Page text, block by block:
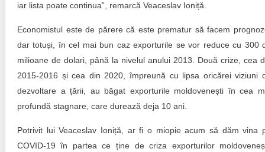
iar lista poate continua”, remarcă Veaceslav Ioniță.
Economistul este de părere că este prematur să facem
dar totuși, în cel mai bun caz exporturile se vor reduce cu 300
milioane de dolari, până la nivelul anului 2013. Două crize, cea
2015-2016 și cea din 2020, împreună cu lipsa oricărei viziuni
dezvoltare a țării, au băgat exporturile moldovenești în cea
profundă stagnare, care durează deja 10 ani.
Potrivit lui Veaceslav Ioniță, ar fi o miopie acum să dăm vina
COVID-19 în partea ce ține de criza exporturilor